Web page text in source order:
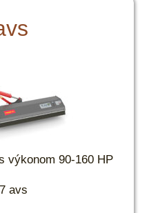
výkonom 90-160 HP
avs